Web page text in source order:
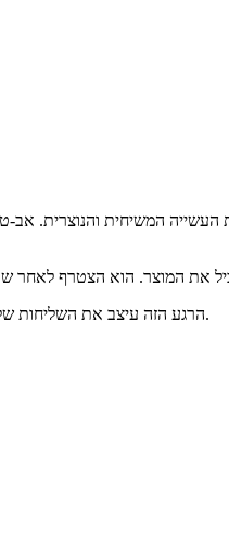
הרגע הזה עיצב את השליחות שלנו: להפוך כתוביות בזמן אמת ותרגום קולי לפשוטים מספיק עבור כל כנסייה, כדי שאף אחד לא יישב בשירות שהוא אינו מבין — וכולם יוכלו להרגיש שייכים.